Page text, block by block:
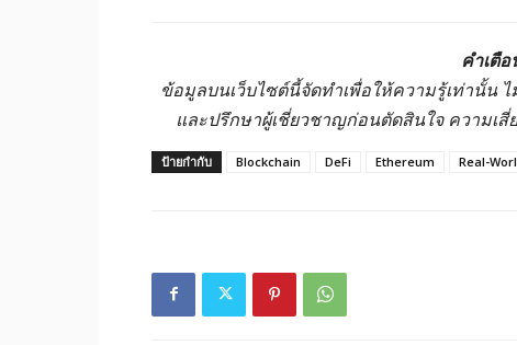
คำเตื
ข้อมูลบนเว็บไซต์นี้จัดทำเพื่อให้ความรู้เท่านั้น
และปรึกษาผู้เชี่ยวชาญก่อนตัดสินใจ ความเ
ป้ายกำกับ Blockchain DeFi Ethereum Real-